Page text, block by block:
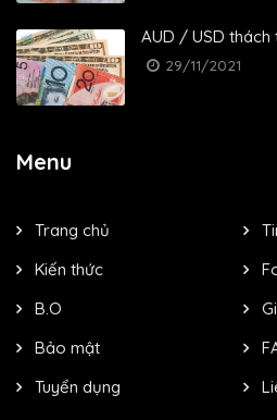
AUD / USD thách
29/11/2021
Menu
Trang chủ
Kiến thức
B.O
Bảo mật
Tuyển dụng